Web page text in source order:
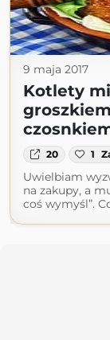
9 maja 2017
Kotlety
20 1
Uwielbiam
na zakupy, a
coś wymyśl”.